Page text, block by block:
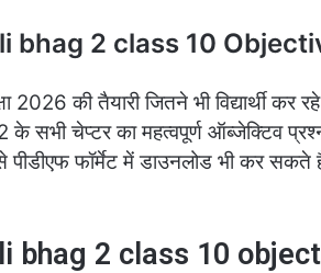
bhag 2 class 10
2026 की तैयारी जितने भी विद्यार्थी कर
के सभी चेप्टर का महत्वपूर्ण ऑब्जेक्टिव
पीडीएफ फॉर्मेट में डाउनलोड भी कर
bhag 2 class 10